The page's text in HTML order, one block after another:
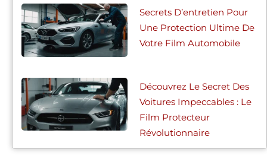
Secrets D’entretien Pour
Une Protection Ultime De
Votre Film Automobile
Découvrez Le Secret Des
Voitures Impeccables : Le
Film Protecteur
Révolutionnaire